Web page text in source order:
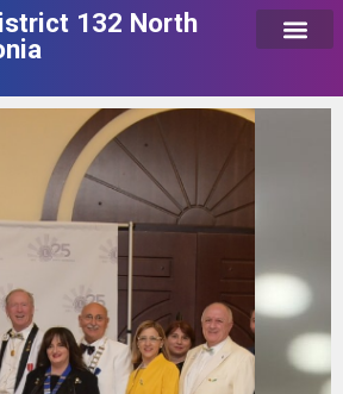
132 North